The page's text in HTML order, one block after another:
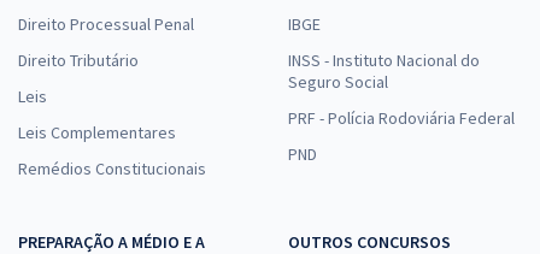
Direito Processual Penal
Direito Tributário
Leis
Leis Complementares
Remédios Constitucionais
IBGE
INSS - Instituto Nacional do
Seguro Social
PRF - Polícia Rodoviária Federal
PND
PREPARAÇÃO A MÉDIO E A
OUTROS CONCURSOS